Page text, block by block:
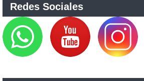
Redes Sociales